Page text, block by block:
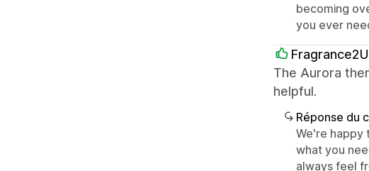
becoming
you ever
Fragrance2U
The Aurora
helpful.
Réponse du
We're happy
what you
always feel